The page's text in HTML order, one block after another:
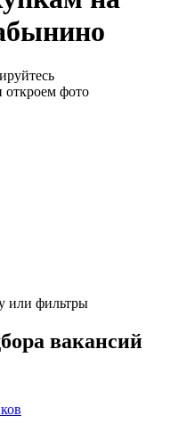
откроем фото
или фильтры
вакансий